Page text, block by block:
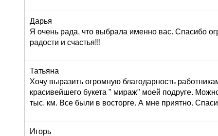
Дарья
Я очень рада, что выбрала именно вас. Спасибо
радости и счастья!!!
Татьяна
Хочу выразить огромную благодарность
красивейшего букета " мираж" моей подруге.
тыс. км. Все были в восторге. А мне приятно.
Игорь